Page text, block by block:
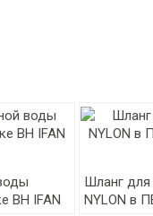
ВН IFAN
Шланг
NYLON в